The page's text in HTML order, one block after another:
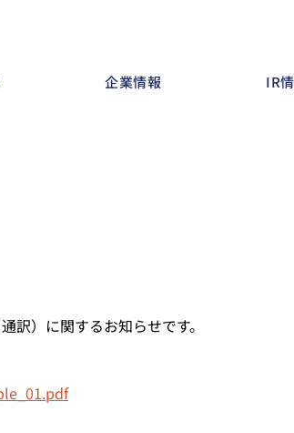
企業情報 IR
訳）に関するお知らせです。